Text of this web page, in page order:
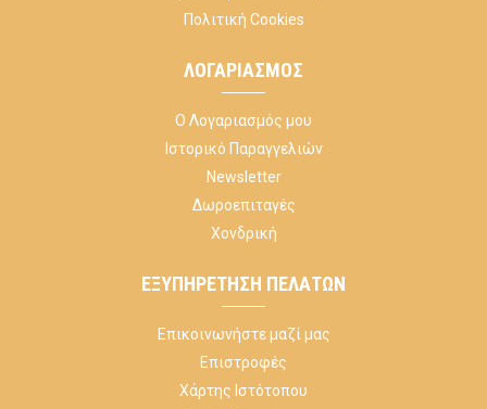
Πολιτική Cookies
ΛΟΓΑΡΙΑΣΜΌΣ
Ο Λογαριασμός μου
Ιστορικό Παραγγελιών
Newsletter
Δωροεπιταγές
Χονδρική
ΕΞΥΠΗΡΈΤΗΣΗ ΠΕΛΑΤΏΝ
Επικοινωνήστε μαζί μας
Επιστροφές
Χάρτης Ιστότοπου